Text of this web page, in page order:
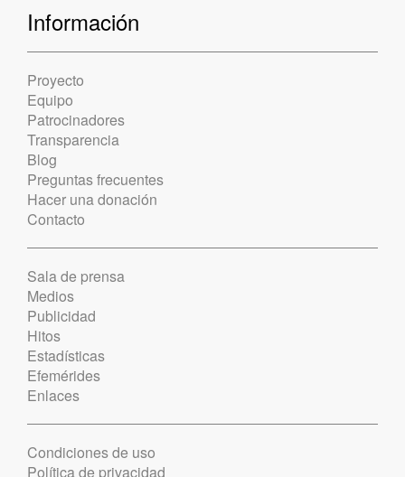
Información
Proyecto
Equipo
Patrocinadores
Transparencia
Blog
Preguntas frecuentes
Hacer una donación
Contacto
Sala de prensa
Medios
Publicidad
Hitos
Estadísticas
Efemérides
Enlaces
Condiciones de uso
Política de privacidad